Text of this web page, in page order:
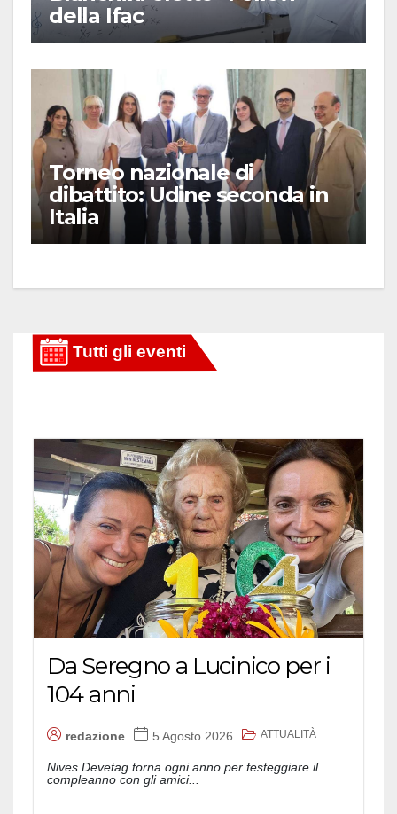
della Ifac
Torneo nazionale di
dibattito: Udine seconda in
Italia
Da Seregno a Lucinico per i
104 anni
redazione 5 Agosto 2026 ATTUALITÀ
Nives Devetag torna ogni anno per festeggiare il
compleanno con gli amici...